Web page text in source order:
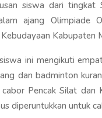
siswa dari tingkat
ajang Olimpiade
Kabupaten
ini mengikuti
dan badminton
Pencak Silat dan
diperuntukkan untuk